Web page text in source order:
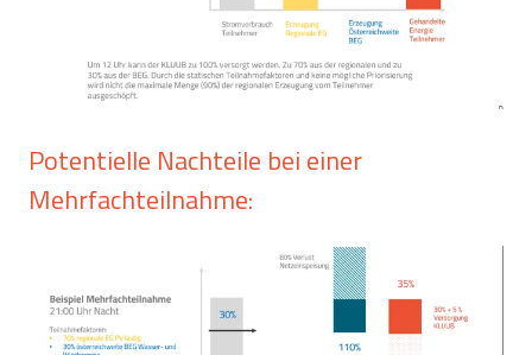
Potentielle Nachteile bei einer
Mehrfachteilnahme: